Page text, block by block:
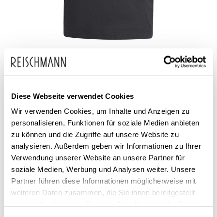
Diese Webseite verwendet Cookies
Wir verwenden Cookies, um Inhalte und Anzeigen zu
personalisieren, Funktionen für soziale Medien anbieten
zu können und die Zugriffe auf unsere Website zu
analysieren. Außerdem geben wir Informationen zu Ihrer
Verwendung unserer Website an unsere Partner für
soziale Medien, Werbung und Analysen weiter. Unsere
Partner führen diese Informationen möglicherweise mit
weiteren Daten zusammen, die Sie ihnen bereitgestellt
Zum
Anfang
der
Bildgalerie
springen
adidas
Essentials
25,00 €
inkl. MwSt.
Dieses Produkt ist exklusiv in unseren Filialen erhältlich. Prüfen Sie
mit einem Klick auf „Vor Ort verfügbar?", wo Ihre Größe vorrätig ist.